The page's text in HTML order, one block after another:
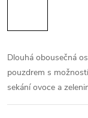
Dlouhá obousečná
pouzdrem s
sekání ovoce a